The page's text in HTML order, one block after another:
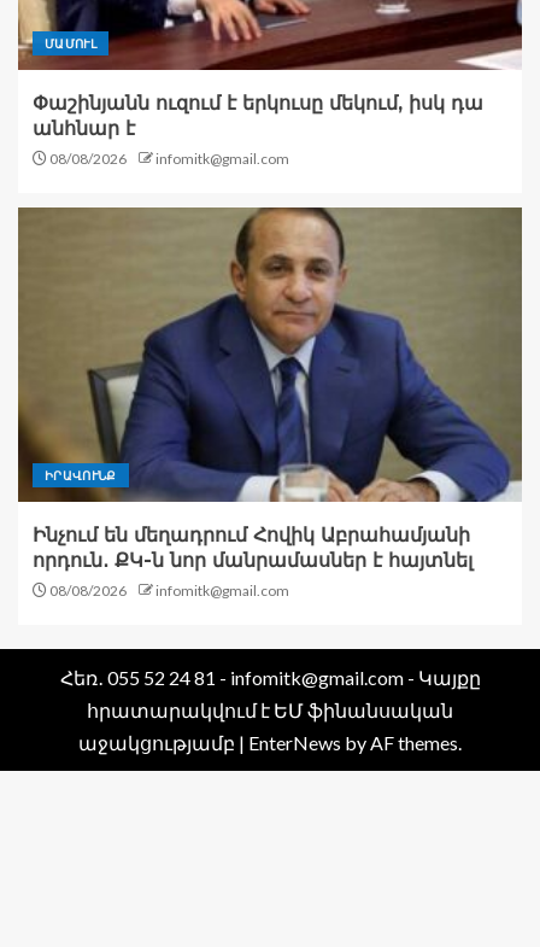
ՄԱՄՈՒԼ
Փաշինյանն ուզում է երկուսը մեկում, իսկ դա
անհնար է
08/08/2026 infomitk@gmail.com
ԻՐԱՎՈՒՆՔ
Ինչում են մեղադրում Հովիկ Աբրահամյանի
որդուն․ ՔԿ-ն նոր մանրամասներ է հայտնել
08/08/2026 infomitk@gmail.com
Հեռ․ 055 52 24 81 - infomitk@gmail.com - Կայքը
հրատարակվում է ԵՄ ֆինանսական
աջակցությամբ | EnterNews by AF themes.